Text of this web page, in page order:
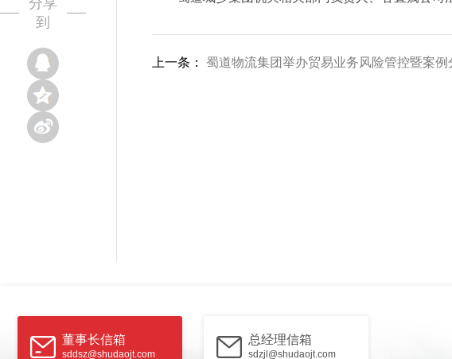
分享
到
上一条： 蜀道物流集团举办贸易业务风险管控暨案例
董事长信箱
sddsz@shudaojt.com
总经理信箱
sdzjl@shudaojt.com